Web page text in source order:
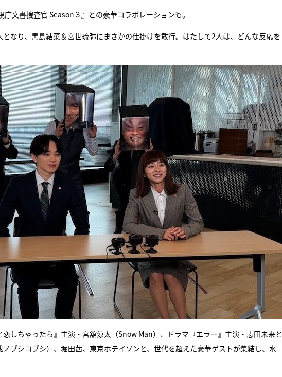
文書捜査官 Season３』との豪華コラボレーションも。
なり、黒島結菜＆宮世琉弥にまさかの仕掛けを敢行。はたして2人は、どんな反応を
しちゃったら』主演・宮舘涼太（Snow Man）、ドラマ『エラー』主演・志田未来と
ブシコブシ）、堀田茜、東京ホテイソンと、世代を超えた豪華ゲストが集結し、水